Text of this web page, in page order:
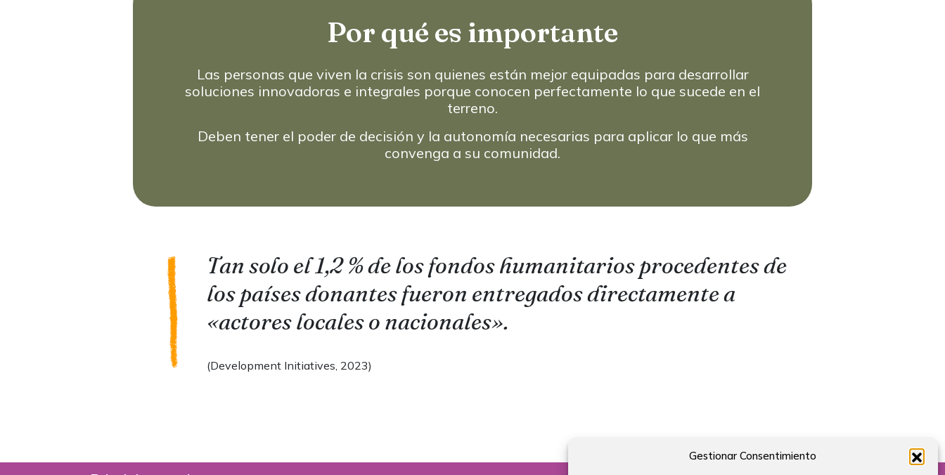
Gestionar Consentimiento
Por qué es importante
Las personas que viven la crisis son quienes están mejor equipadas para desarrollar
soluciones innovadoras e integrales porque conocen perfectamente lo que sucede en el
terreno.
Deben tener el poder de decisión y la autonomía necesarias para aplicar lo que más
convenga a su comunidad.
Tan solo el 1,2 % de los fondos humanitarios procedentes de
los países donantes fueron entregados directamente a
«actores locales o nacionales».
(Development Initiatives, 2023)